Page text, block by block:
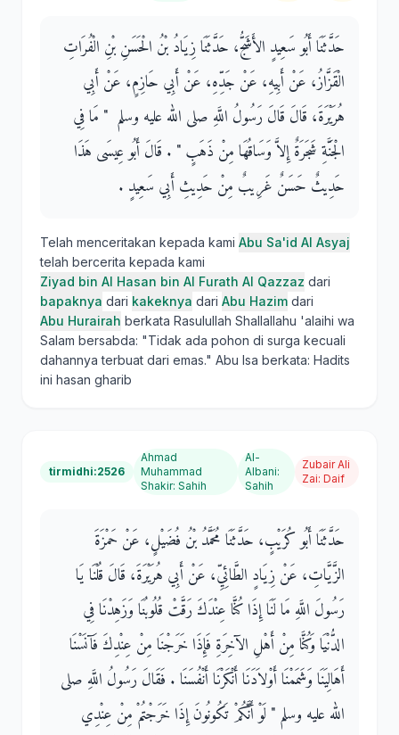
حَدَّثَنَا أَبُو سَعِيدٍ الأَشَجُّ، حَدَّثَنَا زِيَادُ بْنُ الْحَسَنِ بْنِ الْفُرَاتِ
الْقَزَّازُ، عَنْ أَبِيهِ، عَنْ جَدِّهِ، عَنْ أَبِي حَازِمٍ، عَنْ أَبِي
هُرَيْرَةَ، قَالَ قَالَ رَسُولُ اللَّهِ صلى الله عليه وسلم ‏ "‏ مَا فِي
الْجَنَّةِ شَجَرَةٌ إِلاَّ وَسَاقُهَا مِنْ ذَهَبٍ ‏"‏ ‏.‏ قَالَ أَبُو عِيسَى هَذَا
حَدِيثٌ حَسَنٌ غَرِيبٌ مِنْ حَدِيثِ أَبِي سَعِيدٍ ‏.‏
Telah menceritakan kepada kami Abu Sa'id Al Asyaj
telah bercerita kepada kami
Ziyad bin Al Hasan bin Al Furath Al Qazzaz dari
bapaknya dari kakeknya dari Abu Hazim dari
Abu Hurairah berkata Rasulullah Shallallahu 'alaihi wa
Salam bersabda: "Tidak ada pohon di surga kecuali
dahannya terbuat dari emas." Abu Isa berkata: Hadits
ini hasan gharib
tirmidhi:2526
Ahmad
Muhammad
Shakir: Sahih
Al-
Albani:
Sahih
Zubair Ali
Zai:Daif
حَدَّثَنَا أَبُو كُرَيْبٍ، حَدَّثَنَا مُحَمَّدُ بْنُ فُضَيْلٍ، عَنْ حَمْزَةَ
الزَّيَّاتِ، عَنْ زِيَادٍ الطَّائِيِّ، عَنْ أَبِي هُرَيْرَةَ، قَالَ قُلْنَا يَا
رَسُولَ اللَّهِ مَا لَنَا إِذَا كُنَّا عِنْدَكَ رَقَّتْ قُلُوبُنَا وَزَهِدْنَا فِي
الدُّنْيَا وَكُنَّا مِنْ أَهْلِ الآخِرَةِ فَإِذَا خَرَجْنَا مِنْ عِنْدِكَ فَآنَسْنَا
أَهَالِيَنَا وَشَمَمْنَا أَوْلاَدَنَا أَنْكَرْنَا أَنْفُسَنَا ‏.‏ فَقَالَ رَسُولُ اللَّهِ صلى
الله عليه وسلم ‏"‏ لَوْ أَنَّكُمْ تَكُونُونَ إِذَا خَرَجْتُمْ مِنْ عِنْدِي